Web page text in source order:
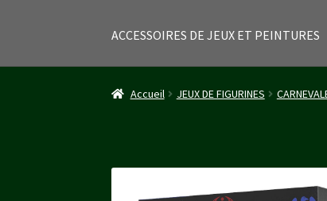
ACCESSOIRES DE JEUX ET PEINTURES
Accueil CGV Mon comptePanier Stripe
Accueil JEUX DE FIGURINES